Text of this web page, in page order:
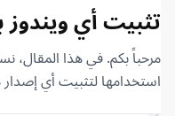
والإنترنت، وهو ما يتسبب في
تثبيت أي ويندوز
مرحباً بكم. في هذا
استخدامها لتثبيت أي إصدار